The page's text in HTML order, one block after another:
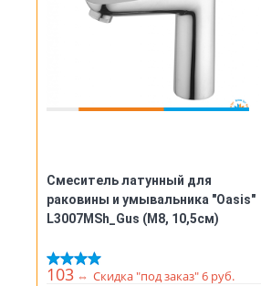
Смеситель латунный для
раковины и умывальника "Oasis"
L3007MSh_Gus (М8, 10,5см)
103 ⇔ Скидка "под заказ" 6 руб.